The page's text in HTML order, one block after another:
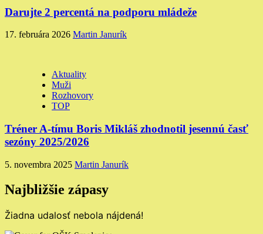
Darujte 2 percentá na podporu mládeže
17. februára 2026 Martin Janurík
Aktuality
Muži
Rozhovory
TOP
Tréner A-tímu Boris Mikláš zhodnotil jesennú časť
sezóny 2025/2026
5. novembra 2025 Martin Janurík
Najbližšie zápasy
Žiadna udalosť nebola nájdená!